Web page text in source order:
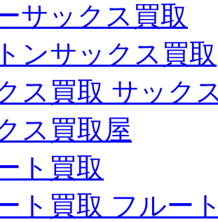
サックス買取
ンサックス買取
ス買取 サック
ス買取屋
ト買取
ト買取 フルー